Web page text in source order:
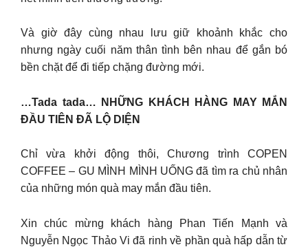
Và giờ đây cùng nhau lưu giữ khoảnh khắc cho
nhưng ngày cuối năm thân tình bên nhau để gắn bó
bền chặt để đi tiếp chặng đường mới.
…Tada tada… NHỮNG KHÁCH HÀNG MAY MẮN
ĐẦU TIÊN ĐÃ LỘ DIỆN
Chỉ vừa khởi động thôi, Chương trình COPEN
COFFEE – GU MÌNH MÌNH UỐNG đã tìm ra chủ nhân
của những món quà may mắn đầu tiên.
Xin chúc mừng khách hàng Phan Tiến Mạnh và
Nguyễn Ngọc Thảo Vi đã rinh về phần quà hấp dẫn từ